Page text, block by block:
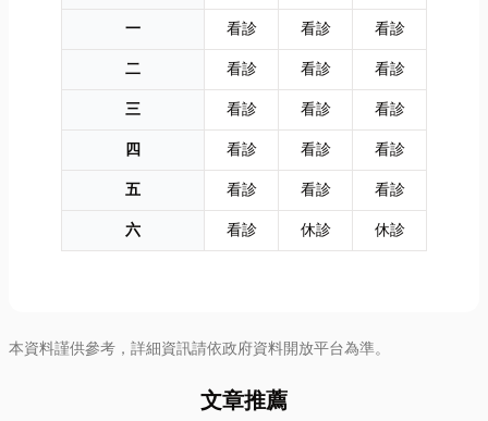
一
看診 看診
看診
二
看診 看診
看診
三
看診 看診
看診
四
看診 看診
看診
五
看診 看診
看診
六
看診 休診 休診
本資料謹供參考，詳細資訊請依政府資料開放平台為準。
文章推薦